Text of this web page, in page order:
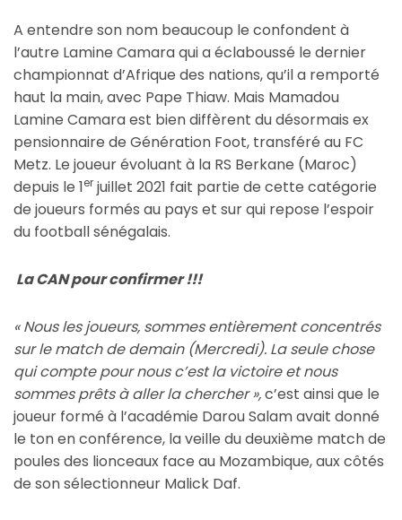
A entendre son nom beaucoup le confondent à
l’autre Lamine Camara qui a éclaboussé le dernier
championnat d’Afrique des nations, qu’il a remporté
haut la main, avec Pape Thiaw. Mais Mamadou
Lamine Camara est bien diffèrent du désormais ex
pensionnaire de Génération Foot, transféré au FC
Metz. Le joueur évoluant à la RS Berkane (Maroc)
depuis le 1er juillet 2021 fait partie de cette catégorie
de joueurs formés au pays et sur qui repose l’espoir
du football sénégalais.
La CAN pour confirmer !!!
« Nous les joueurs, sommes entièrement concentrés
sur le match de demain (Mercredi). La seule chose
qui compte pour nous c’est la victoire et nous
sommes prêts à aller la chercher »,c’est ainsi que le
joueur formé à l’académie Darou Salam avait donné
le ton en conférence, la veille du deuxième match de
poules des lionceaux face au Mozambique, aux côtés
de son sélectionneur Malick Daf.